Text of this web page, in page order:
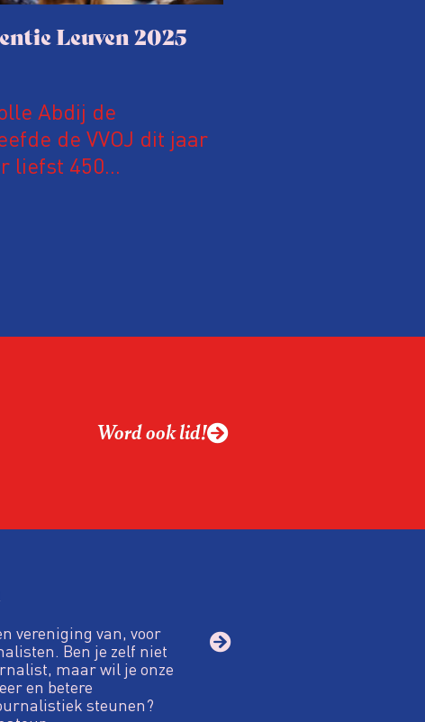
Leuven 2025
Abdij de
de VVOJ dit jaar
liefst 450
Word ook lid!
vereniging van, voor
Ben je zelf niet
maar wil je onze
en betere
steunen?